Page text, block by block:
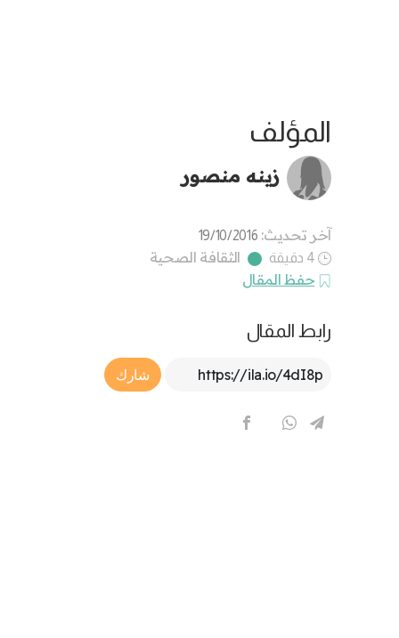
المؤلف
زينه منصور
آخر تحديث: 19/10/2016
4 دقيقة
الثقافة الصحية
حفظ المقال
رابط المقال
Article Link
شارك